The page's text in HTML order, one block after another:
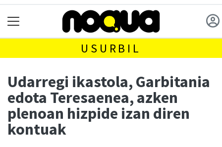
USURBIL
Udarregi ikastola, Garbitania
edota Teresaenea, azken
plenoan hizpide izan diren
kontuak